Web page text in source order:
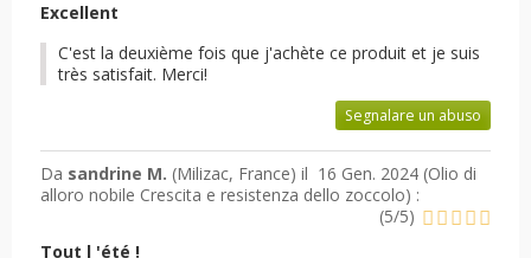
Excellent
C'est la deuxième fois que j'achète ce produit et je suis
très satisfait. Merci!
Segnalare un abuso
Da sandrine M. (Milizac, France) il 16 Gen. 2024 (Olio di
alloro nobile Crescita e resistenza dello zoccolo) :
(5/5)
Tout l 'été !